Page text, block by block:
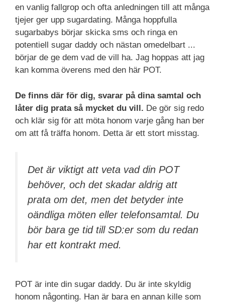
en vanlig fallgrop och ofta anledningen till att många
tjejer ger upp sugardating. Många hoppfulla
sugarbabys börjar skicka sms och ringa en
potentiell sugar daddy och nästan omedelbart ...
börjar de ge dem vad de vill ha. Jag hoppas att jag
kan komma överens med den här POT.
De finns där för dig, svarar på dina samtal och
låter dig prata så mycket du vill. De gör sig redo
och klär sig för att möta honom varje gång han ber
om att få träffa honom. Detta är ett stort misstag.
Det är viktigt att veta vad din POT
behöver, och det skadar aldrig att
prata om det, men det betyder inte
oändliga möten eller telefonsamtal. Du
bör bara ge tid till SD:er som du redan
har ett kontrakt med.
POT är inte din sugar daddy. Du är inte skyldig
honom någonting. Han är bara en annan kille som